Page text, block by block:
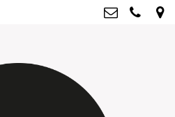
Kvk: Mrs O & more - 67796435
BTWnr: NL001835603B07